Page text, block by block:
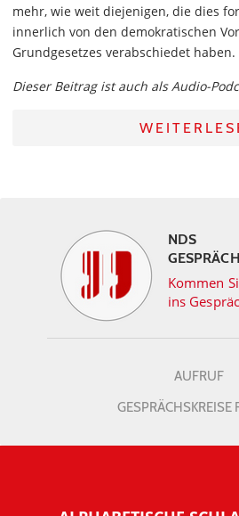
mehr, wie weit diejenigen, die dies
innerlich von den demokratischen
Grundgesetzes verabschiedet haben.
Dieser Beitrag ist auch als Audio-
NDS
Kommen
ins
AUFRUF
GESPRÄCHSKREISE